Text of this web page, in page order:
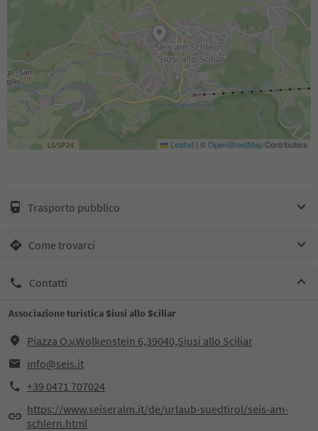
Leaflet | ©OpenStreetMapContributors
Trasporto pubblico
Come trovarci
Contatti
Associazione turistica Siusi allo Sciliar
Piazza O.v.Wolkenstein 6,39040,Siusi allo Sciliar
info@seis.it
+39 0471 707024
https://www.seiseralm.it/de/urlaub-suedtirol/seis-am-
schlern.html